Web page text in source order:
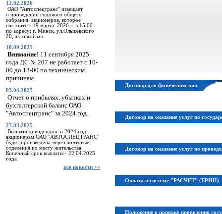
12.02.2026
ОАО "Автоспецтранс" извещает
о проведении годового общего
собрания акционеров, которое
состоится 19 марта 2026 г. в 15.00
по адресу: г. Минск, ул.Ольшевского
20, актовый зал.
10.09.2025
Внимание! 11 сентября 2025
года ДС № 207 не работает с 10-
00 до 13-00 по техническим
причинам.
03.04.2025
Отчет о прибылях, убытках и
бухгалтерский баланс ОАО
"Автоспецтранс" за 2024 год.
27.03.2025
Выплата дивидендов за 2024 год
акционерам ОАО "АВТОСПЕЦТРАНС"
будет произведена через почтовые
отделения по месту жительства.
Конечный срок выплаты - 22.04.2025
года
все новости >>
Договор для физических лиц
Договор на оказание услуг по
Договор на оказание услуг по
Оплата в системе "РАСЧЕТ" (ЕРИП)
Положение о порядке проведения